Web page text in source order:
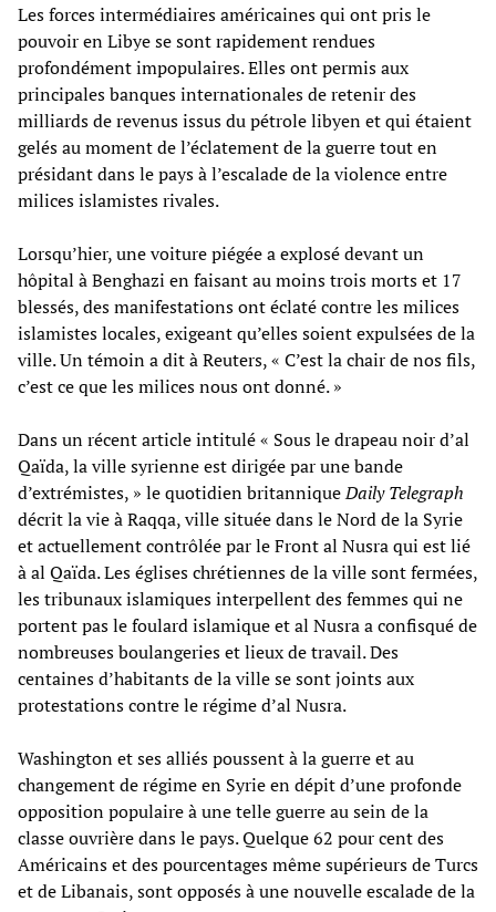
Les forces intermédiaires américaines qui ont pris le
pouvoir en Libye se sont rapidement rendues
profondément impopulaires. Elles ont permis aux
principales banques internationales de retenir des
milliards de revenus issus du pétrole libyen et qui étaient
gelés au moment de l’éclatement de la guerre tout en
présidant dans le pays à l’escalade de la violence entre
milices islamistes rivales.
Lorsqu’hier, une voiture piégée a explosé devant un
hôpital à Benghazi en faisant au moins trois morts et 17
blessés, des manifestations ont éclaté contre les milices
islamistes locales, exigeant qu’elles soient expulsées de la
ville. Un témoin a dit à Reuters, « C’est la chair de nos fils,
c’est ce que les milices nous ont donné. »
Dans un récent article intitulé « Sous le drapeau noir d’al
Qaïda, la ville syrienne est dirigée par une bande
d’extrémistes, » le quotidien britanniqueDaily Telegraph
décrit la vie à Raqqa, ville située dans le Nord de la Syrie
et actuellement contrôlée par le Front al Nusra qui est lié
à al Qaïda. Les églises chrétiennes de la ville sont fermées,
les tribunaux islamiques interpellent des femmes qui ne
portent pas le foulard islamique et al Nusra a confisqué de
nombreuses boulangeries et lieux de travail. Des
centaines d’habitants de la ville se sont joints aux
protestations contre le régime d’al Nusra.
Washington et ses alliés poussent à la guerre et au
changement de régime en Syrie en dépit d’une profonde
opposition populaire à une telle guerre au sein de la
classe ouvrière dans le pays. Quelque 62 pour cent des
Américains et des pourcentages même supérieurs de Turcs
et de Libanais, sont opposés à une nouvelle escalade de la